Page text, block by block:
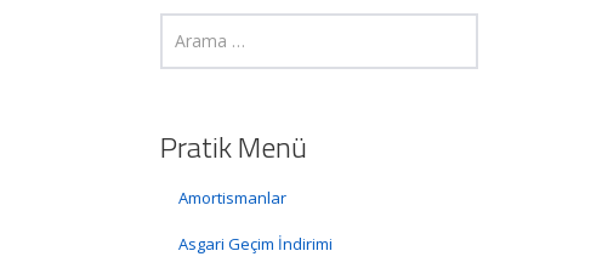
Pratik Menü
Amortismanlar
Asgari Geçim İndirimi